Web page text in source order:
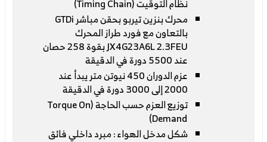
محرك بنزين تيربو بحقن مباشر GTDi
بالتعاون مع فورد طراز المحرك
JX4G23A6L 2.3FEU بقوة 258 حصان
عند 5500 دورة في الدقيقة
عزم الدوران 450 نيوتن متر يبدأ عند
2000 إلى 3000 دورة في الدقيقة
توزيع العزم حسب الحاجة (Torque On
Demand)
شكل مدخل الهواء : مبرد داخلي فائق